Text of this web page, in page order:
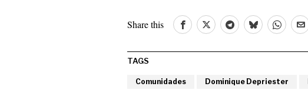
Share this
TAGS
Comunidades Dominique Depriester